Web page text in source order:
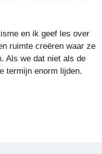
en ik geef les over
ruimte creëren waar ze
Als we dat niet als de
termijn enorm lijden.